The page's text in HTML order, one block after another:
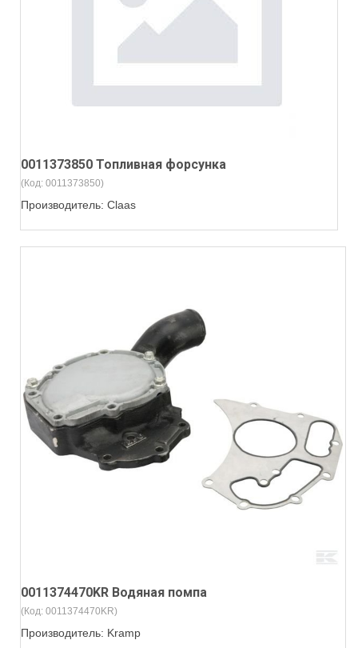
0011373850 Топливная форсунка
(Код: 0011373850)
Производитель: Claas
0011374470KR Водяная помпа
(Код: 0011374470KR)
Производитель: Kramp